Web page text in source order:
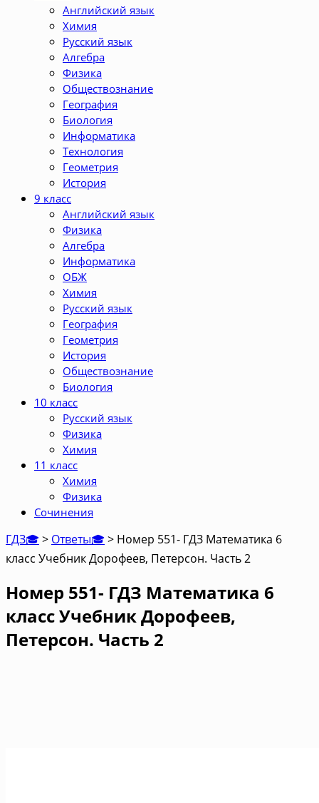
Английский язык
Химия
Русский язык
Алгебра
Физика
Обществознание
География
Биология
Информатика
Технология
Геометрия
История
9 класс
Английский язык
Физика
Алгебра
Информатика
ОБЖ
Химия
Русский язык
География
Геометрия
История
Обществознание
Биология
10 класс
Русский язык
Физика
Химия
11 класс
Химия
Физика
Сочинения
ГДЗ🎓> Ответы🎓> Номер 551- ГДЗ Математика 6
класс Учебник Дорофеев, Петерсон. Часть 2
Номер 551- ГДЗ Математика 6
класс Учебник Дорофеев,
Петерсон. Часть 2